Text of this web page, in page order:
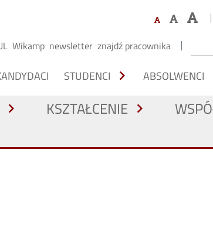
Wikamp newsletter znajdź pracownika
STUDENCI chevron_right ABSOLWENCI
chevron_right KSZTAŁCENIE chevron_right